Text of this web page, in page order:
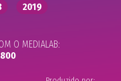
2019
O MEDIALAB: